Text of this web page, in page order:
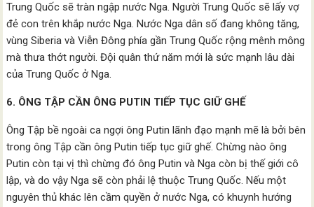
Trung Quốc sẽ tràn ngập nước Nga. Người Trung Quốc sẽ lấy vợ
đẻ con trên khắp nước Nga. Nước Nga dân số đang không tăng,
vùng Siberia và Viễn Đông phía gần Trung Quốc rộng mênh mông
mà thưa thớt người. Đội quân thứ năm mới là sức mạnh lâu dài
của Trung Quốc ở Nga.
6. ÔNG TẬP CẦN ÔNG PUTIN TIẾP TỤC GIỮ GHẾ
Ông Tập bề ngoài ca ngợi ông Putin lãnh đạo mạnh mẽ là bởi bên
trong ông Tập cần ông Putin tiếp tục giữ ghế. Chừng nào ông
Putin còn tại vị thì chừng đó ông Putin và Nga còn bị thế giới cô
lập, và do vậy Nga sẽ còn phải lệ thuộc Trung Quốc. Nếu một
nguyên thủ khác lên cầm quyền ở nước Nga, có khuynh hướng